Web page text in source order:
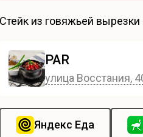
Стейк из говяжьей
PAR
улица Восстания,
Яндекс Еда